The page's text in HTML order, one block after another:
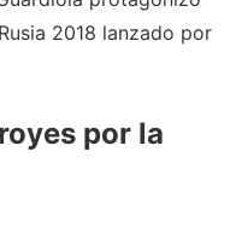
por la